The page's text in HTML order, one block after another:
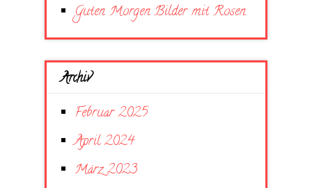
Guten Morgen Bilder mit Rosen
Archiv
Februar 2025
April 2024
März 2023